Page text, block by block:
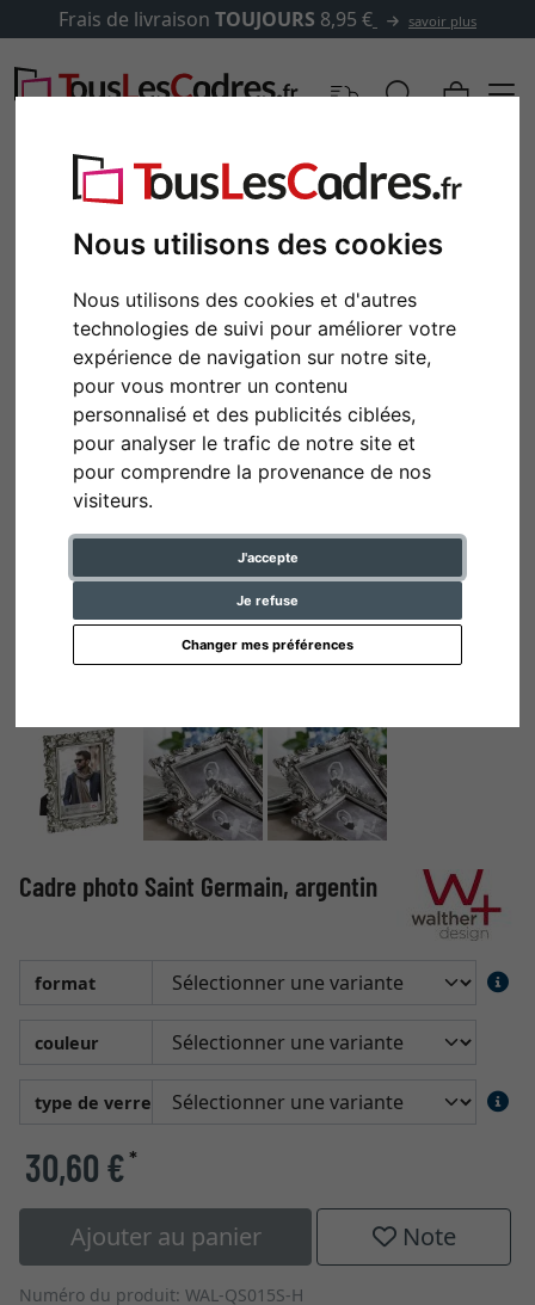
Nous utilisons des cookies
Nous utilisons des cookies et d'autres
technologies de suivi pour améliorer votre
expérience de navigation sur notre site,
pour vous montrer un contenu
personnalisé et des publicités ciblées,
pour analyser le trafic de notre site et
pour comprendre la provenance de nos
visiteurs.
J'accepte
Je refuse
Changer mes préférences
Frais de livraison TOUJOURS 8,95 € savoir plus
Retour
Cadre photo Saint Germain, argentin
format
couleur
type de verre
30,60 €*
Ajouter au panier Note
Numéro du produit: WAL-QS015S-H